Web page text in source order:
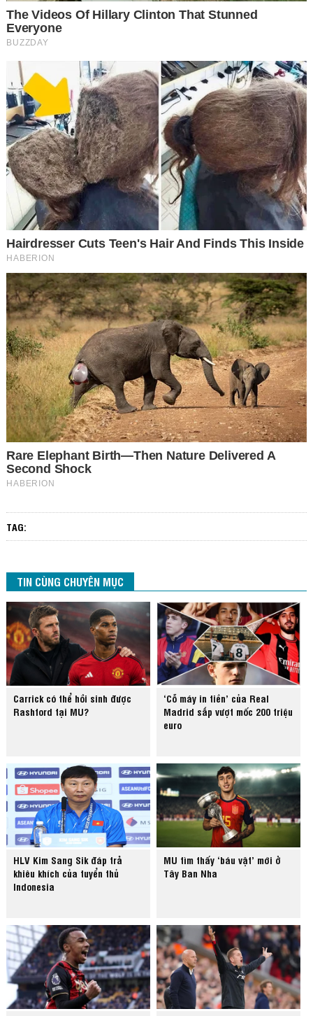
TAG:
TIN CÙNG CHUYÊN MỤC
Carrick có thể hồi sinh được
Rashford tại MU?
‘Cỗ máy in tiền’ của Real
Madrid sắp vượt mốc 200 triệu
euro
HLV Kim Sang Sik đáp trả
khiêu khích của tuyển thủ
Indonesia
MU tìm thấy ‘báu vật’ mới ở
Tây Ban Nha